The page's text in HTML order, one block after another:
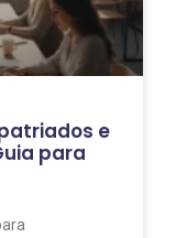
e
para